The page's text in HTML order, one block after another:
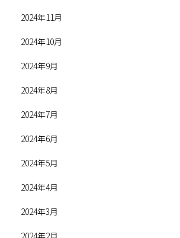
2024年11月
2024年10月
2024年9月
2024年8月
2024年7月
2024年6月
2024年5月
2024年4月
2024年3月